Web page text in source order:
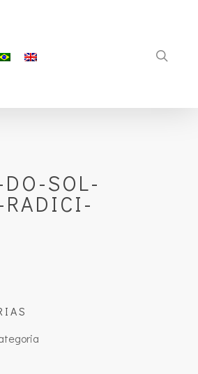
SOL-
RADICI-